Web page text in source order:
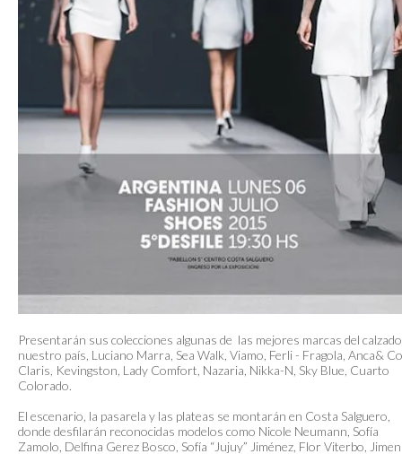
Presentarán sus colecciones algunas de las mejores marcas del
nuestro país, Luciano Marra, Sea Walk, Viamo, Ferli - Fragola, Anca&
Claris, Kevingston, Lady Comfort, Nazaria, Nikka-N, Sky Blue, Cuarto
Colorado.
El escenario, la pasarela y las plateas se montarán en Costa Salguero,
donde desfilarán reconocidas modelos como Nicole Neumann, Sofía
Zamolo, Delfina Gerez Bosco, Sofía “Jujuy” Jiménez, Flor Viterbo,